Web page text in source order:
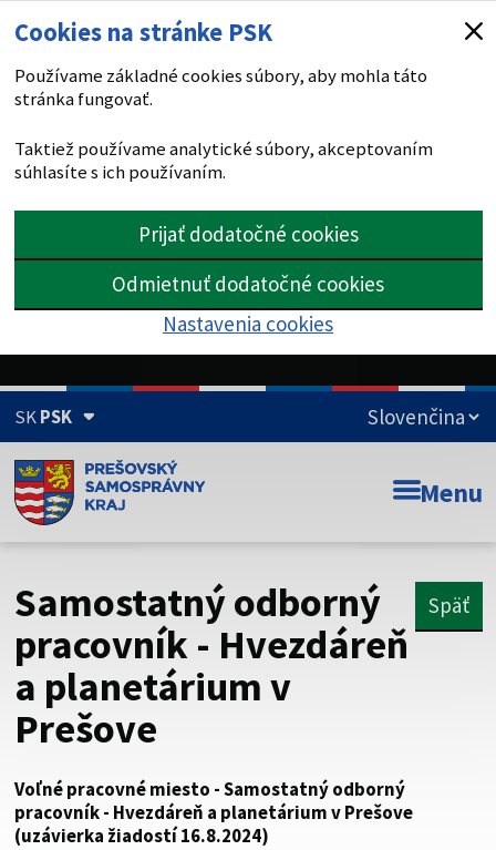
Cookies na stránke PSK
Používame základné cookies súbory, aby mohla táto
stránka fungovať.
Taktiež používame analytické súbory, akceptovaním
súhlasíte s ich používaním.
Prijať dodatočné cookies
Odmietnuť dodatočné cookies
Nastavenia cookies
SKPSK
Doména psk.sk je oficiálna
Toto je oficiálna webová stránka Prešovského
Táto stránka je zabezpečená
Buďte pozorní a vždy sa uistite, že zdieľate informácie iba
cez zabezpečenú webovú stránku. Zabezpečená stránka
vždy začína https:// pred názvom domény webového sídla.
Menu
Samostatný odborný
pracovník - Hvezdáreň
a planetárium v
Prešove
Späť
Voľné pracovné miesto - Samostatný odborný
pracovník - Hvezdáreň a planetárium v Prešove
(uzávierka žiadostí 16.8.2024)